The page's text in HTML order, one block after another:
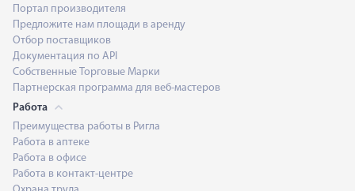
Портал производителя
Предложите нам площади в аренду
Отбор поставщиков
Документация по API
Собственные Торговые Марки
Партнерская программа для веб-мастеров
Работа
Преимущества работы в Ригла
Работа в аптеке
Работа в офисе
Работа в контакт-центре